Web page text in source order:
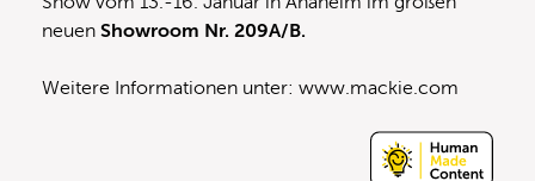
neuen Showroom Nr. 209A/B.
Weitere Informationen unter: www.mackie.com